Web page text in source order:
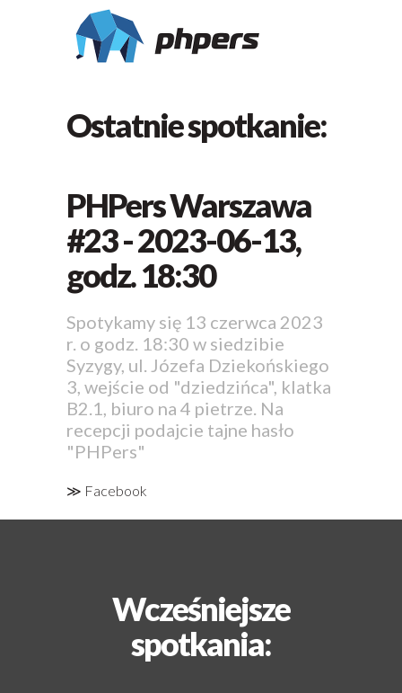
Ostatnie spotkanie:
PHPers Warszawa
#23 - 2023-06-13,
godz. 18:30
Spotykamy się 13 czerwca 2023
r. o godz. 18:30 w siedzibie
Syzygy, ul. Józefa Dziekońskiego
3, wejście od "dziedzińca", klatka
B2.1, biuro na 4 pietrze. Na
recepcji podajcie tajne hasło
"PHPers"
≫ Facebook
Wcześniejsze
spotkania: